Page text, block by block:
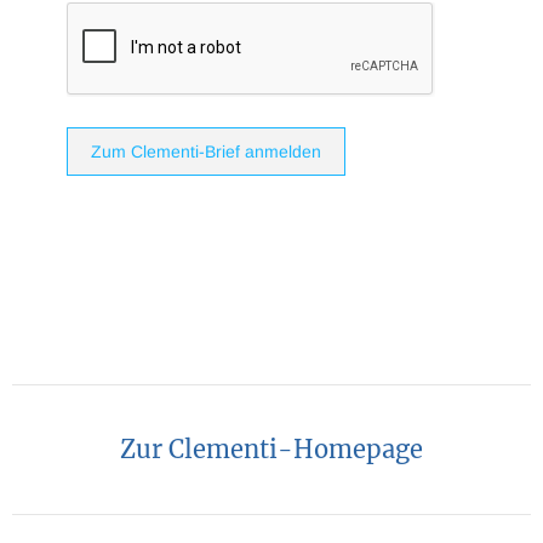
Zum Clementi-Brief anmelden
Zur Clementi-Homepage